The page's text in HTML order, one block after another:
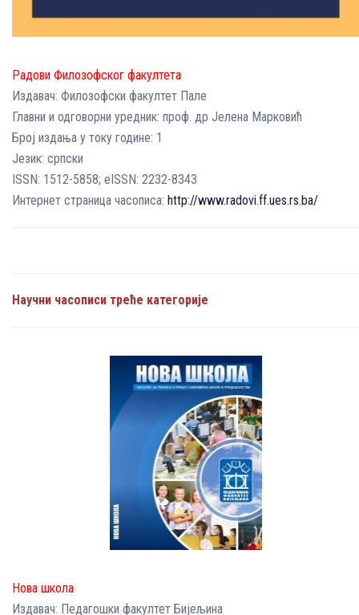
Радови Филозофског факултета
Издавач: Филозофски факултет Пале
Главни и одговорни уредник: проф. др Јелена Марковић
Број издања у току године: 1
Језик: српски
ISSN: 1512-5858; eISSN: 2232-8343
Интернет страница часописа: http://www.radovi.ff.ues.rs.ba/
Научни часописи треће категорије
Нова школа
Издавач: Педагошки факултет Бијељина